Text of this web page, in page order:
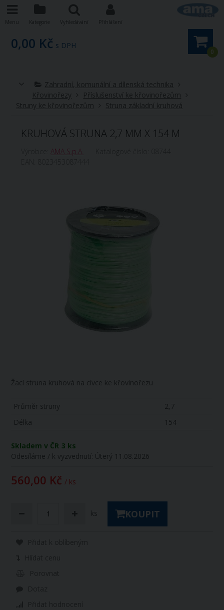
0
0,00 Kč s DPH
Zahradní, komunální a dílenská technika
Křovinořezy
Příslušenství ke křovinořezům
Struny ke křovinořezům
Struna základní kruhová
KRUHOVÁ STRUNA 2,7 MM X 154 M
Výrobce:AMA S.p.A.
Žací struna kruhová na cívce ke křovinořezu
Průměr struny
2,7
Délka
154
Skladem v ČR 3 ks
Odesíláme / k vyzvednutí: Úterý 11.08.2026
560,00 Kč / ks
ks KOUPIT
Menu Kategorie Vyhledávání Přihlášení